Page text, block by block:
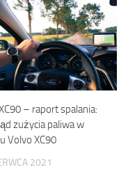
– raport spalania:
zużycia paliwa w
Volvo XC90
2021